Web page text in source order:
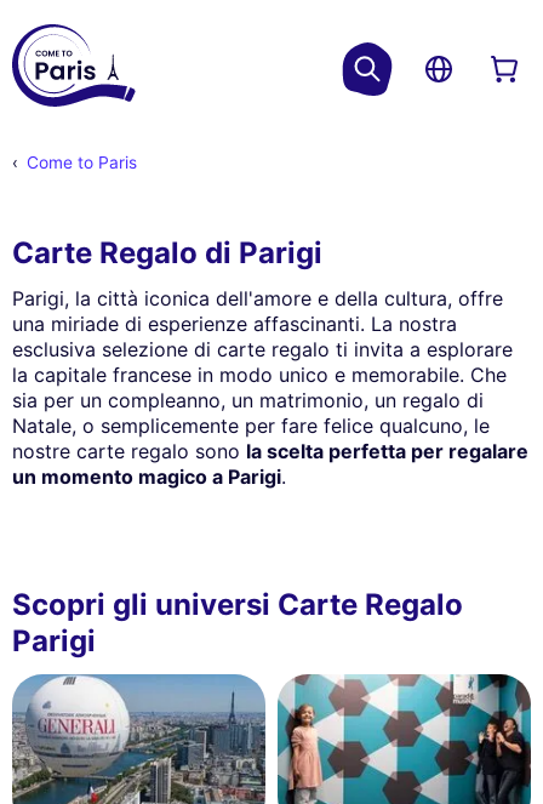
Come to Paris
Carte Regalo di Parigi
Parigi, la città iconica dell'amore e della cultura, offre
una miriade di esperienze affascinanti. La nostra
esclusiva selezione di carte regalo ti invita a esplorare
la capitale francese in modo unico e memorabile. Che
sia per un compleanno, un matrimonio, un regalo di
Natale, o semplicemente per fare felice qualcuno, le
nostre carte regalo sono la scelta perfetta per regalare
un momento magico a Parigi.
Scopri gli universi Carte Regalo
Parigi